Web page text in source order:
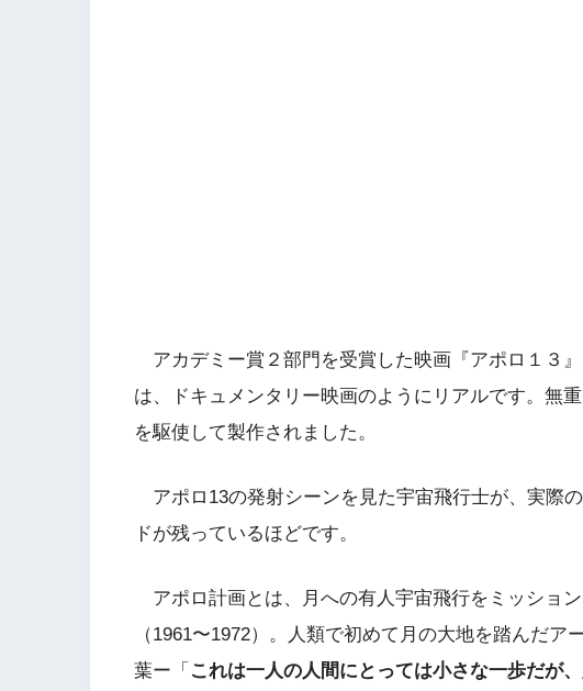
アカデミー賞２部門を受賞した映画『アポロ１３』
は、ドキュメンタリー映画のようにリアルです。無
を駆使して製作されました。
アポロ13の発射シーンを見た宇宙飛行士が、実際
ドが残っているほどです。
アポロ計画とは、月への有人宇宙飛行をミッショ
（1961〜1972）。人類で初めて月の大地を踏んだ
葉ー「これは一人の人間にとっては小さな一歩だが